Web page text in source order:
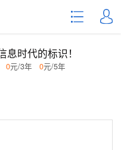
时代的标识！
0元/3年0元/5年